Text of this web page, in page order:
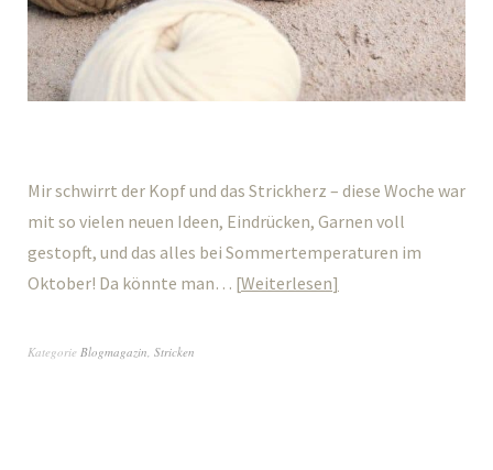
Mir schwirrt der Kopf und das Strickherz – diese Woche war
mit so vielen neuen Ideen, Eindrücken, Garnen voll
gestopft, und das alles bei Sommertemperaturen im
Oktober! Da könnte man… Weiterlesen
Kategorie Blogmagazin Stricken